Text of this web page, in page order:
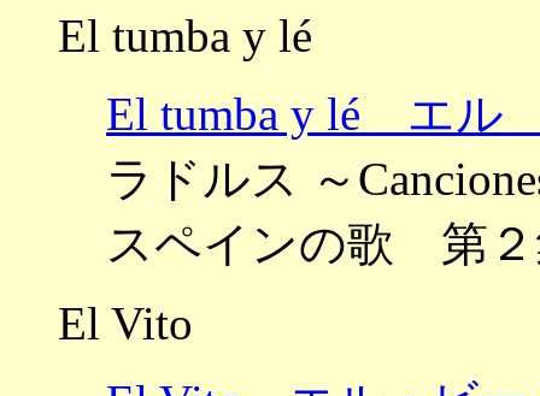
El tumba y lé
El tumba y lé エ
ラドルス ～
スペインの歌 第
El Vito